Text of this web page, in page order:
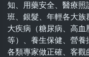
知、用藥安全、醫療
班、銀髮、年輕各大
大疾病（糖尿病、高
等）、養生保健、營
各類專家做正確、客